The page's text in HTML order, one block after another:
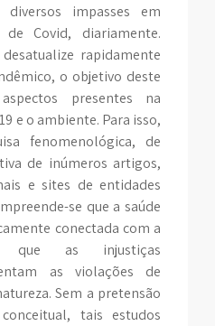
impasses em
Covid, diariamente.
rapidamente
o objetivo deste
presentes na
e o ambiente. Para isso,
fenomenológica, de
de inúmeros artigos,
e sites de entidades
se que a saúde
conectada com a
que as injustiças
as violações de
Sem a pretensão
tais estudos